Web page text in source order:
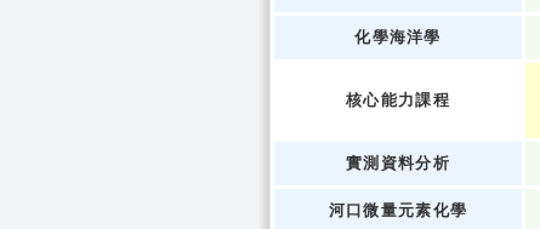
化學海洋學
核心能力課程
實測資料分析
河口微量元素化學